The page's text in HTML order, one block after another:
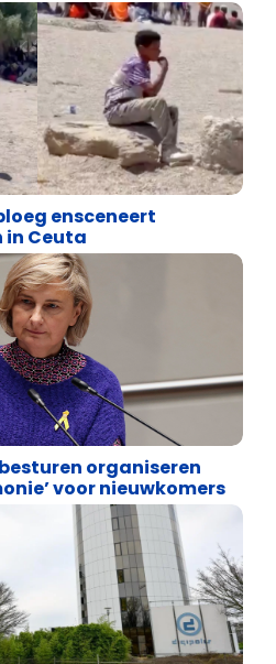
ensceneert
in Ceuta
organiseren
voor nieuwkomers